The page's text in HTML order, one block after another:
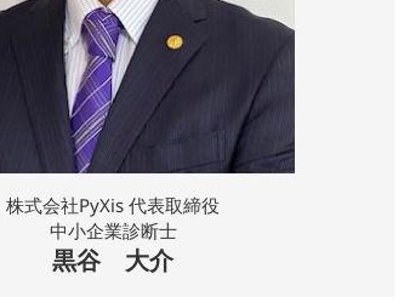
株式会社PyXis 代表取締役
中小企業診断士
黒谷 大介